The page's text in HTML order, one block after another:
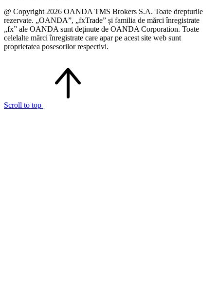
@ Copyright 2026 OANDA TMS Brokers S.A. Toate drepturile
rezervate. „OANDA”, „fxTrade” și familia de mărci înregistrate
„fx” ale OANDA sunt deținute de OANDA Corporation. Toate
celelalte mărci înregistrate care apar pe acest site web sunt
proprietatea posesorilor respectivi.
Scroll to top